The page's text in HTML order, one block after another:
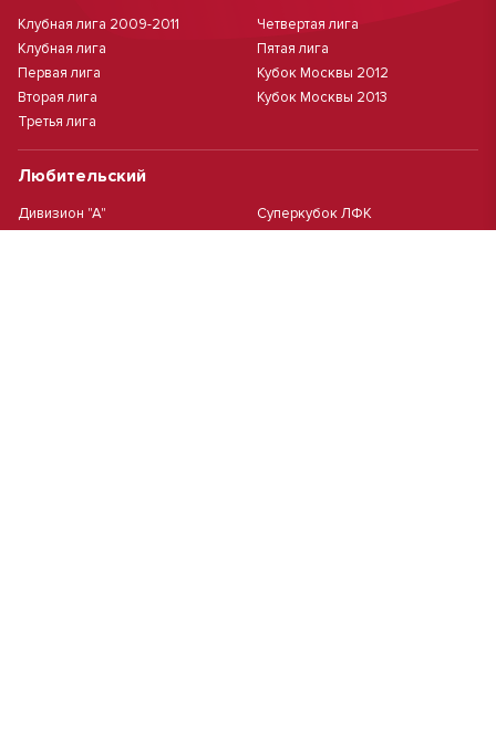
Клубная лига 2009-2011
Клубная лига
Первая лига
Вторая лига
Третья лига
Четвертая лига
Пятая лига
Кубок Москвы 2012
Кубок Москвы 2013
Любительский
Дивизион "А"
Суперкубок ЛФК